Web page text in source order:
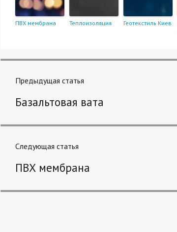
ПВХ мембрана Теплоизоляция Геотекстиль Киев
Навигация
записям
Предыдущая статья
post:
Базальтовая вата
Следующая статья
post:
ПВХ мембрана